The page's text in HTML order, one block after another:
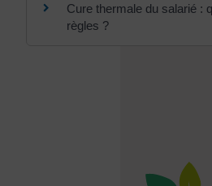
Cure thermale du salarié :
règles ?